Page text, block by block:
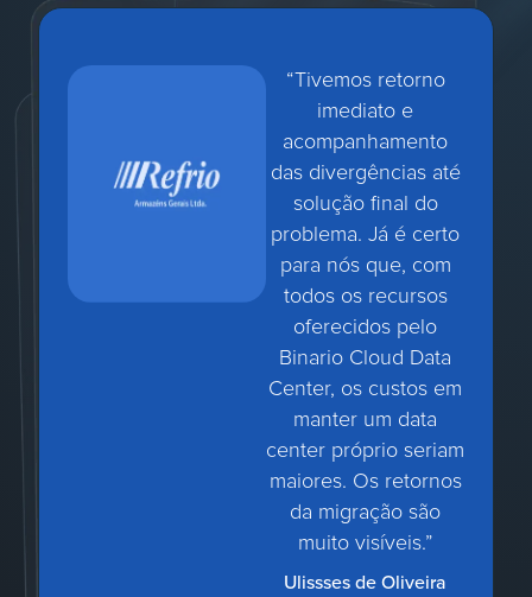
“Tivemos retorno
imediato e
acompanhamento
das divergências até
solução final do
problema. Já é certo
para nós que, com
todos os recursos
oferecidos pelo
Binario Cloud Data
Center, os custos em
manter um data
center próprio seriam
maiores. Os retornos
da migração são
muito visíveis.”
Ulissses de Oliveira